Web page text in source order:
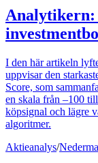
Analytikern:
I den här artikeln
uppvisar den
Score, som
en skala från –100
köpsignal och lägre
algoritmer.
Aktieanalys/